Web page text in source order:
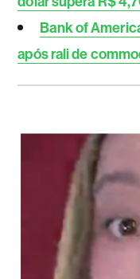
Bank of
após rali de